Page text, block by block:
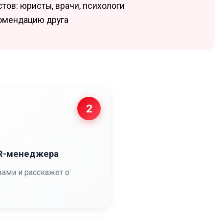
юристы, врачи, психологи
друга
2
менеджера
и расскажет о